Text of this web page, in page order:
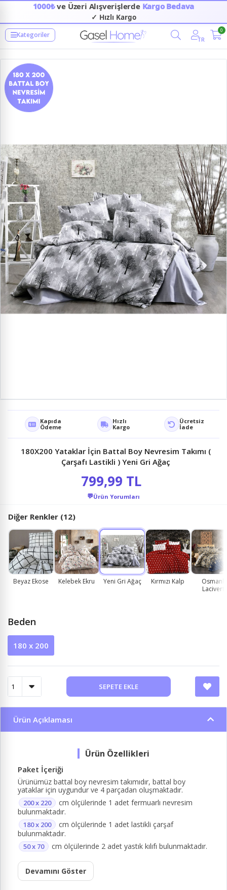
1000₺ve Üzeri Alışverişlerde Kargo Bedava
✓ Hızlı Kargo
Kategoriler
TR
0
Kapıda
Ödeme
Hızlı
Kargo
Ücretsiz
İade
180X200 Yataklar İçin Battal Boy Nevresim Takımı (
Çarşafı Lastikli ) Yeni Gri Ağaç
799,99 TL
💬Ürün Yorumları
Diğer Renkler (12)
Beyaz Ekose Kelebek Ekru Yeni Gri Ağaç Kırmızı Kalp
Osmanlı
Lacivert
Beden
180 x 200
SEPETE EKLE
Ürün Açıklaması
Paket İçeriği
Ürünümüz battal boy nevresim takımıdır, battal boy
yataklar için uygundur ve 4 parçadan oluşmaktadır.
200 x 220
cm ölçülerinde 1 adet fermuarlı nevresim
bulunmaktadır.
180 x 200
cm ölçülerinde 1 adet lastikli çarşaf
bulunmaktadır.
50 x 70 cm ölçülerinde 2 adet yastık kılıfı bulunmaktadır.
Devamını Göster